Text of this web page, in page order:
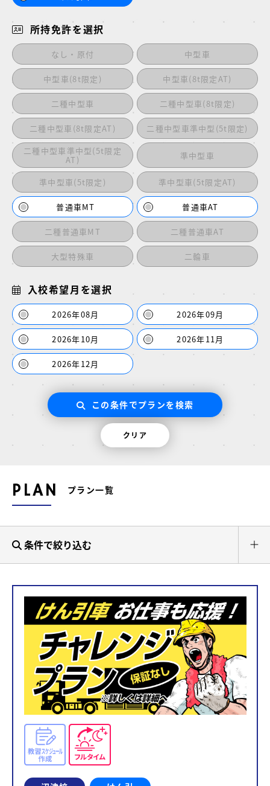
所持免許を選択
なし・原付 中型車
中型車(8t限定) 中型車(8t限定AT)
二種中型車 二種中型車(8t限定)
二種中型車(8t限定AT)
二種中型車準中型(5t限定)
二種中型車準中型(5t限定
AT) 準中型車
準中型車(5t限定) 準中型車(5t限定AT)
普通車MT 普通車AT
二種普通車MT 二種普通車AT
大型特殊車 二輪車
入校希望月を選択
2026年08月 2026年09月
2026年10月 2026年11月
2026年12月
クリア
この条件でプランを検索
PLAN プラン一覧
条件で絞り込む